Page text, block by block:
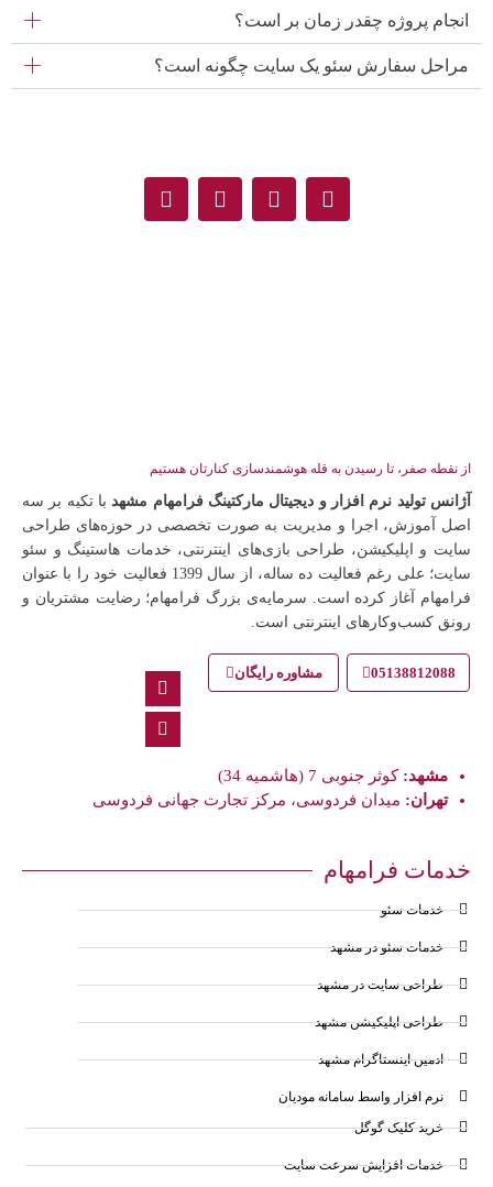
انجام پروژه چقدر زمان بر است؟
مراحل سفارش سئو یک سایت چگونه است؟
از نقطه صفر، تا رسیدن به قله هوشمندسازی کنارتان هستیم
آژانس تولید نرم افزار و دیجیتال مارکتینگ فرامهام مشهد با تکیه بر سه
اصل آموزش، اجرا و مدیریت به صورت تخصصی در حوزه‌های طراحی
سایت و اپلیکیشن، طراحی بازی‌های اینترنتی، خدمات هاستینگ و سئو
سایت؛ علی رغم فعالیت ده ساله، از سال 1399 فعالیت خود را با عنوان
فرامهام آغاز کرده است. سرمایه‌ی بزرگ فرامهام؛ رضایت مشتریان و
رونق کسب‌وکارهای اینترنتی است.
05138812088 مشاوره رایگان
مشهد: کوثر جنوبی 7 (هاشمیه 34)
تهران: میدان فردوسی، مرکز تجارت جهانی فردوسی
خدمات فرامهام
خدمات سئو
خدمات سئو در مشهد
طراحی سایت در مشهد
طراحی اپلیکیشن مشهد
ادمین اینستاگرام مشهد
نرم افزار واسط سامانه مودیان
خرید کلیک گوگل
خدمات افزایش سرعت سایت